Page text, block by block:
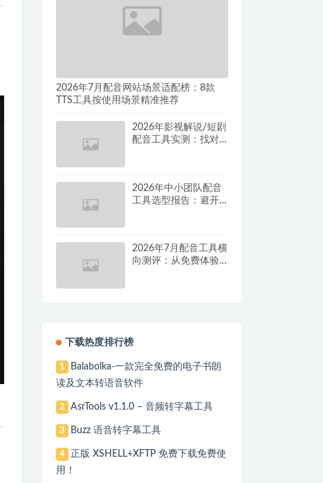
2026年7月配音网站场景适配榜：8款
TTS工具按使用场景精准推荐
2026年影视解说/短剧
配音工具实测：找对
2026年中小团队配音
工具选型报告：避开
2026年7月配音工具横
向测评：从免费体验
下载热度排行榜
1
Balabolka-一款完全免费的电子书朗
读及文本转语音软件
2 AsrTools v1.1.0 – 音频转字幕工具
3 Buzz 语音转字幕工具
4
正版 XSHELL+XFTP 免费下载免费使
用！